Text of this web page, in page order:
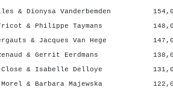
Dionysa Vanderbemden 154,00
& Philippe Taymans 148,00
& Jacques Van Hege 147,00
& Gerrit Eerdmans 138,00
& Isabelle Delloye 131,00
& Barbara Majewska 122,00